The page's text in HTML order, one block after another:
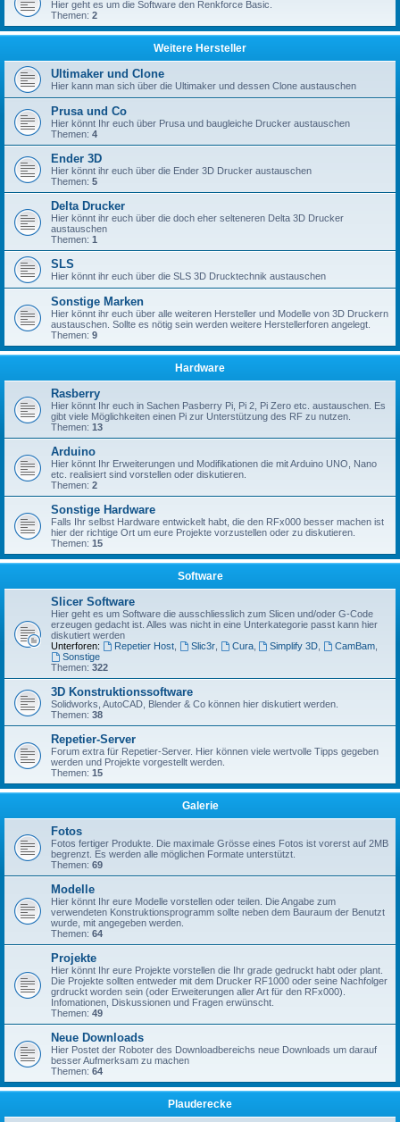
Hier geht es um die Software den Renkforce Basic.
Themen: 2
Weitere Hersteller
Ultimaker und Clone
Hier kann man sich über die Ultimaker und dessen Clone austauschen
Prusa und Co
Hier könnt Ihr euch über Prusa und baugleiche Drucker austauschen
Themen: 4
Ender 3D
Hier könnt ihr euch über die Ender 3D Drucker austauschen
Themen: 5
Delta Drucker
Hier könnt ihr euch über die doch eher selteneren Delta 3D Drucker
austauschen
Themen: 1
SLS
Hier könnt ihr euch über die SLS 3D Drucktechnik austauschen
Sonstige Marken
Hier könnt ihr euch über alle weiteren Hersteller und Modelle von 3D Druckern
austauschen. Sollte es nötig sein werden weitere Herstellerforen angelegt.
Themen: 9
Hardware
Rasberry
Hier könnt Ihr euch in Sachen Pasberry Pi, Pi 2, Pi Zero etc. austauschen. Es
gibt viele Möglichkeiten einen Pi zur Unterstützung des RF zu nutzen.
Themen: 13
Arduino
Hier könnt Ihr Erweiterungen und Modifikationen die mit Arduino UNO, Nano
etc. realisiert sind vorstellen oder diskutieren.
Themen: 2
Sonstige Hardware
Falls Ihr selbst Hardware entwickelt habt, die den RFx000 besser machen ist
hier der richtige Ort um eure Projekte vorzustellen oder zu diskutieren.
Themen: 15
Software
Slicer Software
Hier geht es um Software die ausschliesslich zum Slicen und/oder G-Code
erzeugen gedacht ist. Alles was nicht in eine Unterkategorie passt kann hier
diskutiert werden
Unterforen:
Repetier Host, Slic3r, Cura, Simplify 3D CamBam
Sonstige
Themen: 322
3D Konstruktionssoftware
Solidworks, AutoCAD, Blender & Co können hier diskutiert werden.
Themen: 38
Repetier-Server
Forum extra für Repetier-Server. Hier können viele wertvolle Tipps gegeben
werden und Projekte vorgestellt werden.
Themen: 15
Galerie
Fotos
Fotos fertiger Produkte. Die maximale Grösse eines Fotos ist vorerst auf 2MB
begrenzt. Es werden alle möglichen Formate unterstützt.
Themen: 69
Modelle
Hier könnt Ihr eure Modelle vorstellen oder teilen. Die Angabe zum
verwendeten Konstruktionsprogramm sollte neben dem Bauraum der Benutzt
wurde, mit angegeben werden.
Themen: 64
Projekte
Hier könnt Ihr eure Projekte vorstellen die Ihr grade gedruckt habt oder plant.
Die Projekte sollten entweder mit dem Drucker RF1000 oder seine Nachfolger
grdruckt worden sein (oder Erweiterungen aller Art für den RFx000).
Infomationen, Diskussionen und Fragen erwünscht.
Themen: 49
Neue Downloads
Hier Postet der Roboter des Downloadbereichs neue Downloads um darauf
besser Aufmerksam zu machen
Themen: 64
Plauderecke